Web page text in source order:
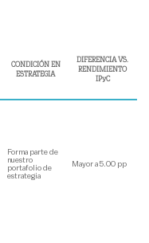
CONDICIÓN EN
ESTRATEGIA
DIFERENCIA VS.
RENDIMIENTO
IPyC
Forma parte de
nuestro
portafolio de
estrategia
Mayor a 5.00 pp